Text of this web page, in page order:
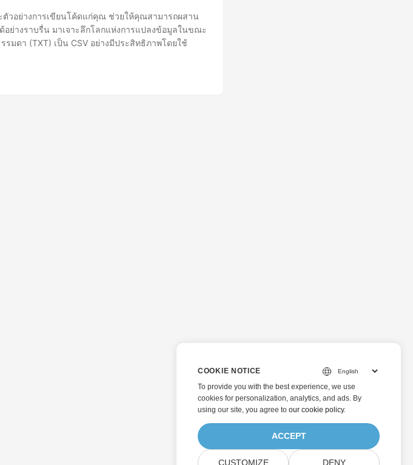
วอย่างการเขียนโค้ดแก่คุณ ช่วยให้คุณสามารถผสาน
ย่างราบรื่น มาเจาะลึกโลกแห่งการแปลงข้อมูลในขณะ
มดา (TXT) เป็น CSV อย่างมีประสิทธิภาพโดยใช้
COOKIE NOTICE
To provide you with the best experience, we use
cookies for personalization, analytics, and ads. By
using our site, you agree to our cookie policy.
ACCEPT
CUSTOMIZE DENY